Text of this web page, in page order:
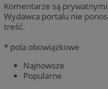
Komentarze są
Wydawca portalu nie
treść.
* pola obowiązkowe
Najnowsze
Popularne